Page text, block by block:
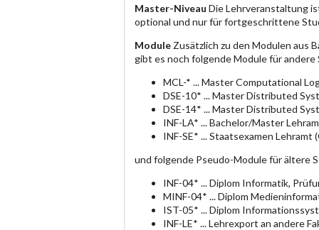
Master-Niveau Die Lehrveranstaltung
optional und nur für fortgeschrittene
Module Zusätzlich zu den Modulen aus
gibt es noch folgende Module für andere
MCL-* ... Master Computational
DSE-10* ... Master Distributed
DSE-14* ... Master Distributed
INF-LA* ... Bachelor/Master
INF-SE* ... Staatsexamen
und folgende Pseudo-Module für ältere
INF-04* ... Diplom Informatik,
MINF-04* ... Diplom
IST-05* ... Diplom
INF-LE* ... Lehrexport an andere